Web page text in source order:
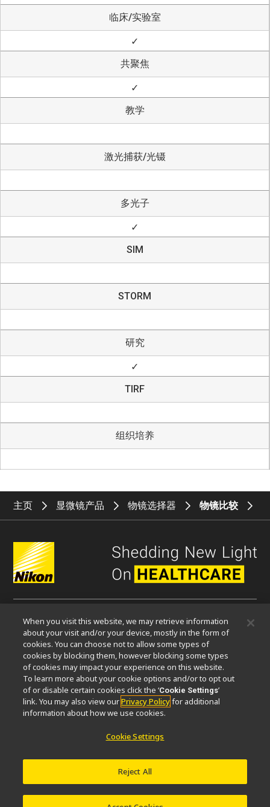
临床/实验室
✓
共聚焦
✓
教学
激光捕获/光镊
多光子
✓
SIM
STORM
研究
✓
TIRF
组织培养
主页 显微镜产品 物镜选择器 物镜比较
微信
关于我们
活动可持续发展 Well-being 显微镜事业100周年
相关网站
When you visit this website, we may retrieve information
about your visit and/or your device, mostly in the form of
cookies. You can choose not to allow some types of
cookies by blocking them, however blocking some types
of cookies may impact your experience on this website.
To learn more about your cookie options and/or to opt out
of or disable certain cookies click the ‘Cookie Settings’
link. You may also view ourPrivacy Policyfor additional
information about how we use cookies.
Cookie Settings
Reject All